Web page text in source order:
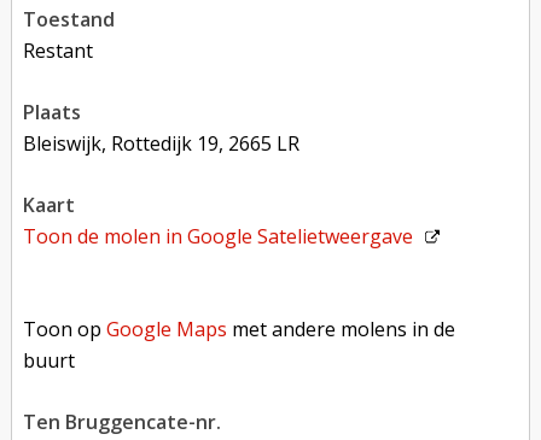
toestand
restant
plaats
Bleiswijk, Rottedijk 19, 2665 LR
kaart
Toon de molen inGoogle Satelietweergave
Toon opGoogle Maps met andere molens in de
buurt
Ten Bruggencate-nr.